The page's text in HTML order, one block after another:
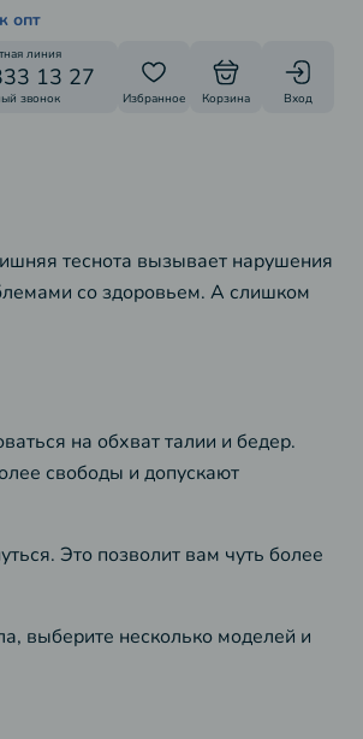
опт
линия
13 27
звонок Избранное Корзина Вход
теснота вызывает нарушения
со здоровьем. А слишком
на обхват талии и бедер.
свободы и допускают
Это позволит вам чуть более
выберите несколько моделей и